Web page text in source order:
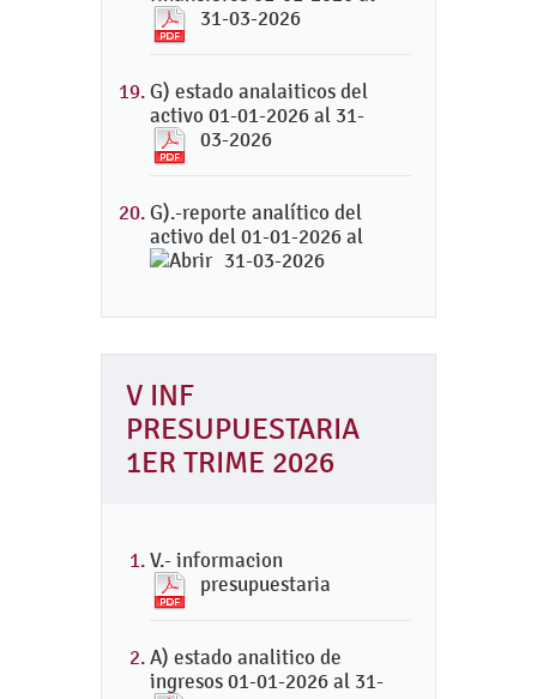
31-03-2026
G) estado analaiticos del
activo 01-01-2026 al 31-
03-2026
G).-reporte analítico del
activo del 01-01-2026 al
31-03-2026
V INF
PRESUPUESTARIA
1ER TRIME 2026
V.- informacion
presupuestaria
A) estado analitico de
ingresos 01-01-2026 al 31-